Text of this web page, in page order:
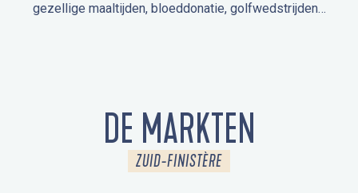
gezellige maaltijden, bloeddonatie, golfwedstrijden…
DE MARKTEN
ZUID-FINISTÈRE